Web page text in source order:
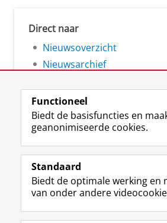
Direct naar
Nieuwsoverzicht
Nieuwsarchief
Volg de RUG
F
a
e
b
o
L
i
k
e
I
Studiekiezers
Functioneel
Biedt de basisfuncties en
geanonimiseerde cookies.
Standaard
Biedt de optimale werking en
van onder andere